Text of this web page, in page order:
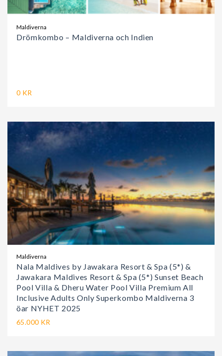
Maldiverna
Drömkombo – Maldiverna och Indien
0 KR
Maldiverna
Nala Maldives by Jawakara Resort & Spa (5*) &
Jawakara Maldives Resort & Spa (5*) Sunset Beach
Pool Villa & Dheru Water Pool Villa Premium All
Inclusive Adults Only Superkombo Maldiverna 3
öar NYHET 2025
65.000 KR